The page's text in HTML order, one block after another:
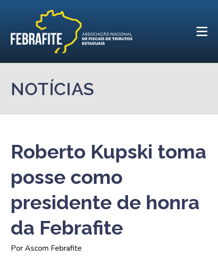
NOTÍCIAS
Roberto Kupski toma
posse como
presidente de honra
da Febrafite
Por Ascom Febrafite